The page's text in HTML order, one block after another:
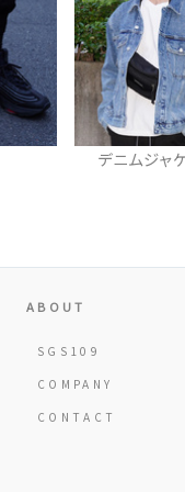
デニムジャ
ABOUT
SGS109
COMPANY
CONTACT